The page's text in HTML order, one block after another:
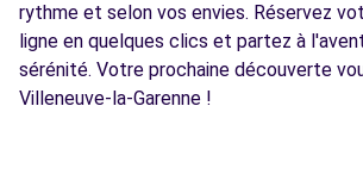
rythme et selon vos envies. Réservez
ligne en quelques clics et partez à
sérénité. Votre prochaine découverte
Villeneuve-la-Garenne !